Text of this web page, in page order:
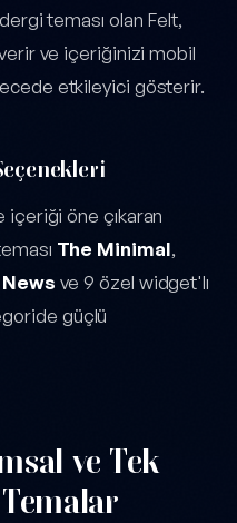
teması olan Felt,
ve içeriğinizi mobil
etkileyici gösterir.
içeriği öne çıkaran
The Minimal,
ve 9 özel widget'lı
güçlü
ve Tek
Temalar